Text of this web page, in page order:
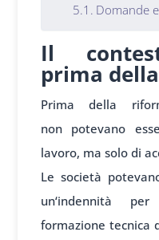
Domande
Il
prima
Prima della
nonpotevano
lavoro, ma solo di
Le società
un‘indennità per
formazione tecnica